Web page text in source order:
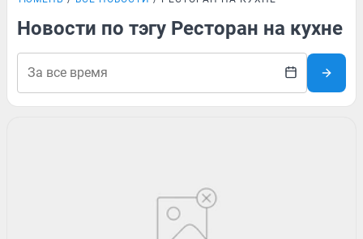
Новости по тэгу Ресторан на кухне